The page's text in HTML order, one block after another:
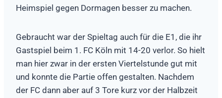
Heimspiel gegen Dormagen besser zu machen.
Gebraucht war der Spieltag auch für die E1, die ihr
Gastspiel beim 1. FC Köln mit 14-20 verlor. So hielt
man hier zwar in der ersten Viertelstunde gut mit
und konnte die Partie offen gestalten. Nachdem
der FC dann aber auf 3 Tore kurz vor der Halbzeit